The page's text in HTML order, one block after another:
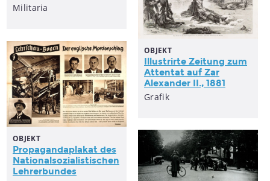
Militaria
OBJEKT
Illustrirte Zeitung zum
Attentat auf Zar
Alexander II., 1881
Grafik
OBJEKT
Propagandaplakat des
Nationalsozialistischen
Lehrerbundes